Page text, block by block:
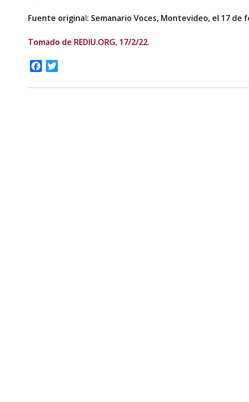
Fuente original: Semanario Voces, Montevideo, el 17 de
Tomado de REDIU.ORG, 17/2/22.
Facebook